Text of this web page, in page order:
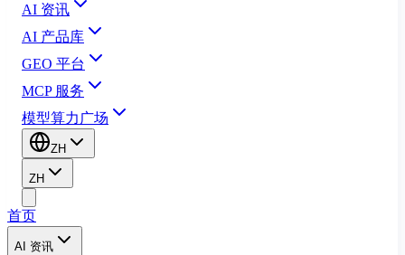
AI 资讯
AI 产品库
GEO 平台
MCP 服务
模型算力广场
ZH
ZH
首页
AI 资讯